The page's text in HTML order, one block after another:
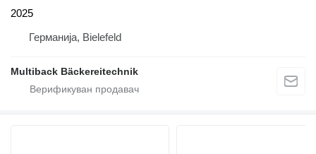
2025
Германија, Bielefeld
Multiback Bäckereitechnik